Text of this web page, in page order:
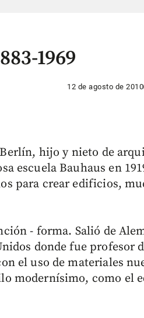
1969
12 de agosto de 2010
hijo y nieto de
escuela Bauhaus en
para crear edificios,
- forma. Salió de
donde fue profesor
el uso de materiales
modernísimo, como el